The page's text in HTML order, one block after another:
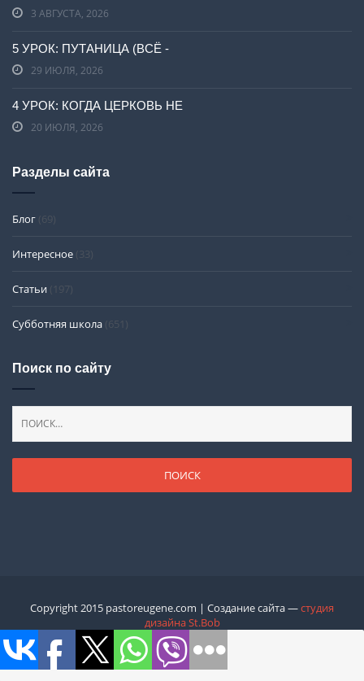
3 АВГУСТА, 2026
5 УРОК: ПУТАНИЦА (ВСЁ -
29 ИЮЛЯ, 2026
4 УРОК: КОГДА ЦЕРКОВЬ НЕ
20 ИЮЛЯ, 2026
Разделы сайта
Блог (69)
Интересное (33)
Статьи (197)
Субботняя школа (651)
Поиск по сайту
Copyright 2015 pastoreugene.com | Создание сайта —студия
дизайна St.Bob